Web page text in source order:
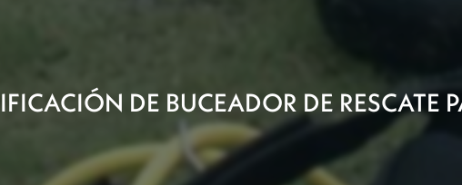
DE BUCEADOR DE RESCATE